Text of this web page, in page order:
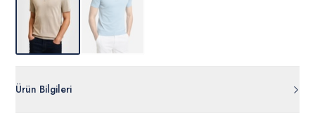
Ürün Bilgileri